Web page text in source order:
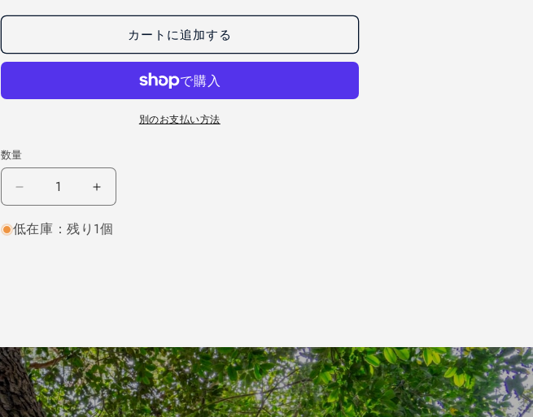
カートに追加する
別のお支払い方法
数量
イ
目
450×24×240
（仕
上
ホ
イ
目
450×24×240
（仕
上
低在庫：残り1個